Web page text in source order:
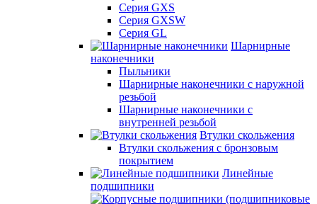
Серия GXS
Серия GXSW
Серия GL
Шарнирные
наконечники
Пыльники
Шарнирные наконечники с наружной
резьбой
Шарнирные наконечники с
внутренней резьбой
Втулки скольжения
Втулки скольжения с бронзовым
покрытием
Линейные
подшипники